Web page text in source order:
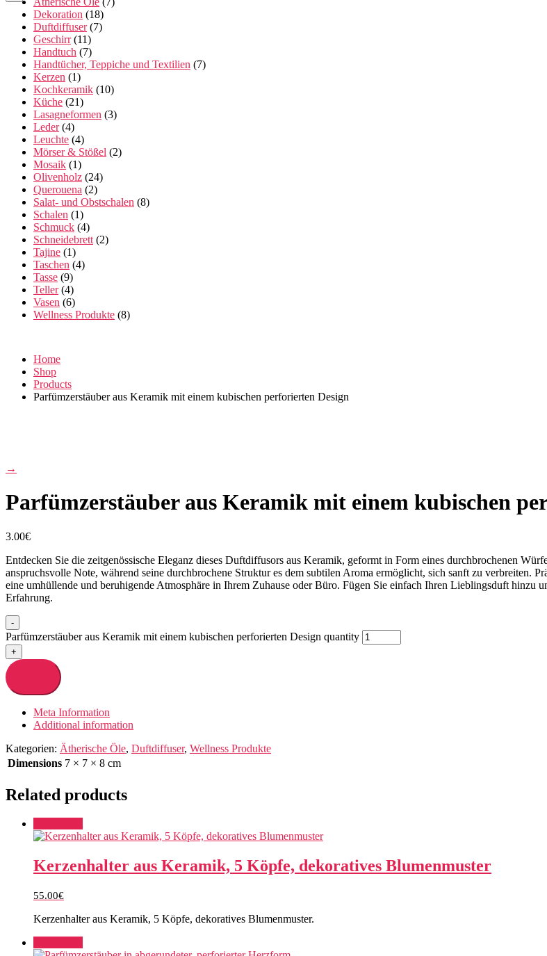
Dekoration (18)
Duftdiffuser (7)
Geschirr (11)
Handtuch (7)
Handtücher, Teppiche und Textilien (7)
Kerzen (1)
Kochkeramik (10)
Küche (21)
Lasagneformen (3)
Leder (4)
Leuchte (4)
Mörser & Stößel (2)
Mosaik (1)
Olivenholz (24)
Querouena (2)
Salat- und Obstschalen (8)
Schalen (1)
Schmuck (4)
Schneidebrett (2)
Tajine (1)
Taschen (4)
Tasse (9)
Teller (4)
Vasen (6)
Wellness Produkte (8)
Home
Shop
Products
Parfümzerstäuber aus Keramik mit einem kubischen perforierten Design
→
Parfümzerstäuber aus Keramik mit einem kubischen
3.00€
Entdecken Sie die zeitgenössische Eleganz dieses Duftdiffusors aus Keramik, geformt in Form eines durchbrochenen
anspruchsvolle Note, während seine durchbrochene Struktur es dem subtilen Aroma ermöglicht, sich sanft zu verbreiten.
eine umhüllende und beruhigende Atmosphäre in Ihrem Zuhause oder Büro. Fügen Sie einfach Ihren Lieblingsduft hinzu
Erfahrung.
-
Parfümzerstäuber aus Keramik mit einem kubischen perforierten Design quantity
+
Meta Information
Additional information
Kategorien: Ätherische Öle, Duftdiffuser, Wellness Produkte
Dimensions 7 × 7 × 8 cm
Related products
Kerzenhalter aus Keramik, 5 Köpfe, dekoratives Blumenmuster
55.00€
Kerzenhalter aus Keramik, 5 Köpfe, dekoratives Blumenmuster.